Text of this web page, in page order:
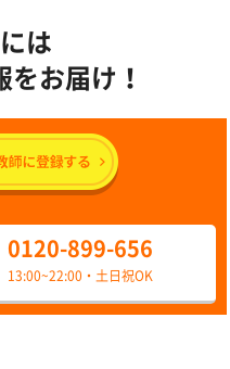
は
をお届け！
0120-899-656
13:00~22:00・土日祝OK